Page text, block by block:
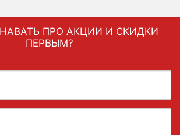
ПРО АКЦИИ И СКИДКИ
ПЕРВЫМ?